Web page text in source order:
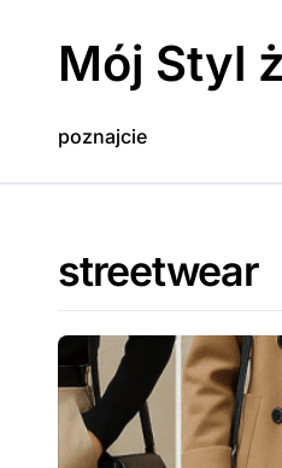
Mój Styl
poznajcie
streetwear